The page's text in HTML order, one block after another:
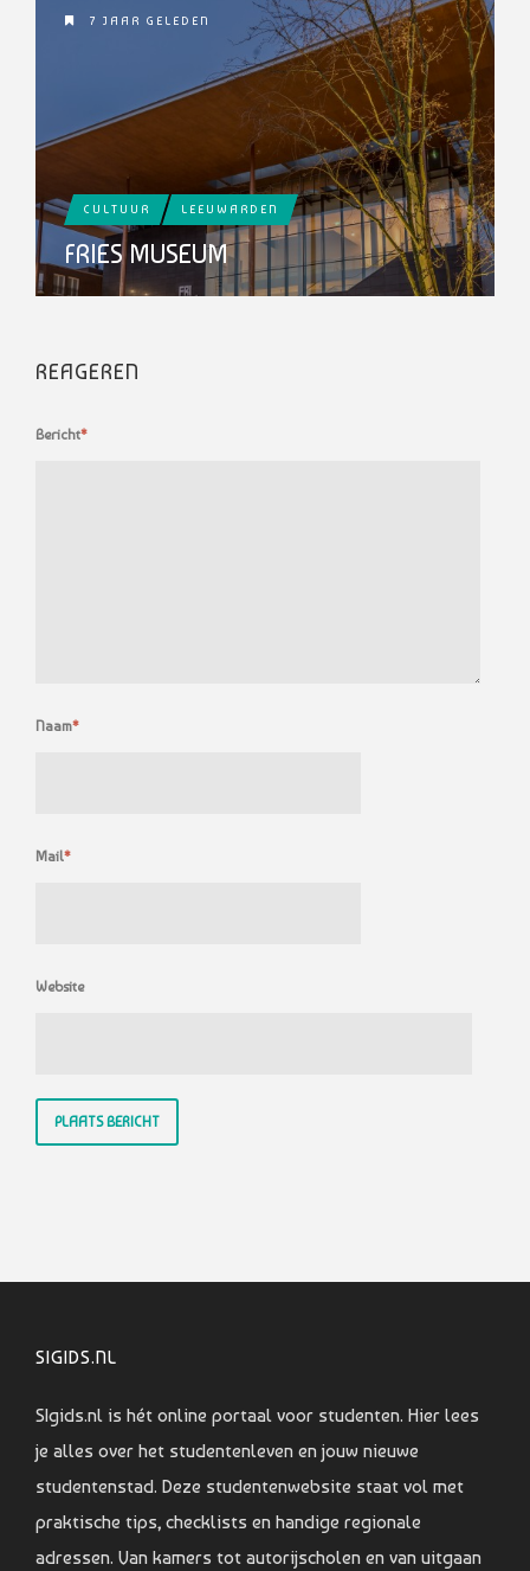
7 JAAR GELEDEN
CULTUUR LEEUWARDEN
FRIES MUSEUM
REAGEREN
Bericht*
Naam*
Mail*
Website
SIGIDS.NL
SIgids.nl is hét online portaal voor studenten. Hier lees
je alles over het studentenleven en jouw nieuwe
studentenstad. Deze studentenwebsite staat vol met
praktische tips, checklists en handige regionale
adressen. Van kamers tot autorijscholen en van uitgaan